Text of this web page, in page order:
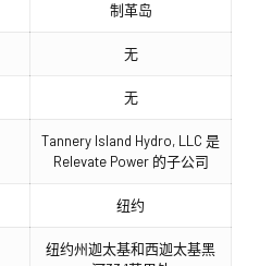
制革岛
无
无
Tannery Island Hydro, LLC 是
Relevate Power 的子公司
纽约
纽约州迦太基和西迦太基黑